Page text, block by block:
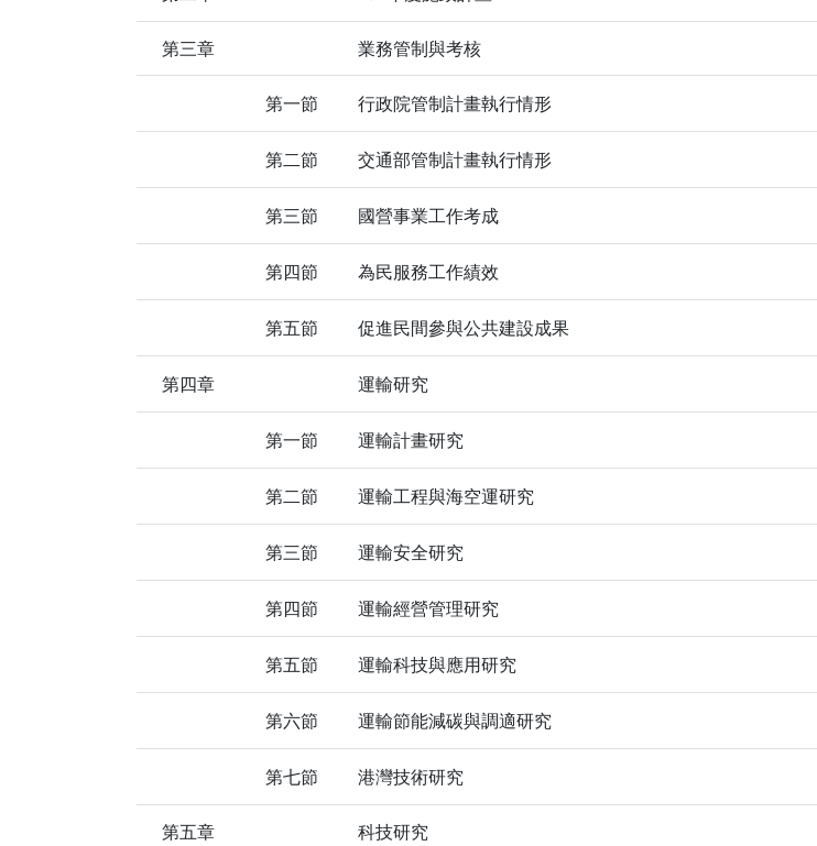
第三章 業務管制與考核
第一節 行政院管制計畫執行情形
第二節 交通部管制計畫執行情形
第三節 國營事業工作考成
第四節 為民服務工作績效
第五節 促進民間參與公共建設成果
第四章 運輸研究
第一節 運輸計畫研究
第二節 運輸工程與海空運研究
第三節 運輸安全研究
第四節 運輸經營管理研究
第五節 運輸科技與應用研究
第六節 運輸節能減碳與調適研究
第七節 港灣技術研究
第五章 科技研究